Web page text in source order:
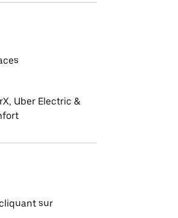
Uber Electric &
sur